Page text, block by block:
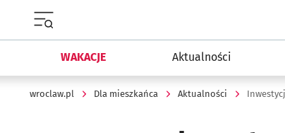
WAKACJE Aktualności
wroclaw.pl Dla mieszkańca Aktualności